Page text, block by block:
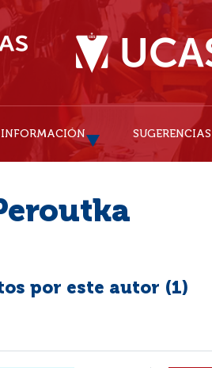
INFORMACIÓN SUGERENCIAS
por este autor (1)